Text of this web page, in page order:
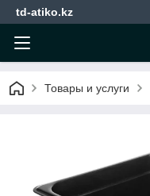
td-atiko.kz
Товары и услуги